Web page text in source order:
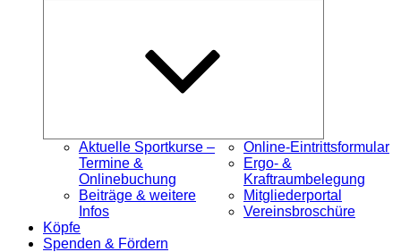
Aktuelle Sportkurse –
Termine &
Onlinebuchung
Beiträge & weitere
Infos
Online-Eintrittsformular
Ergo- &
Kraftraumbelegung
Mitgliederportal
Vereinsbroschüre
Köpfe
Spenden & Fördern